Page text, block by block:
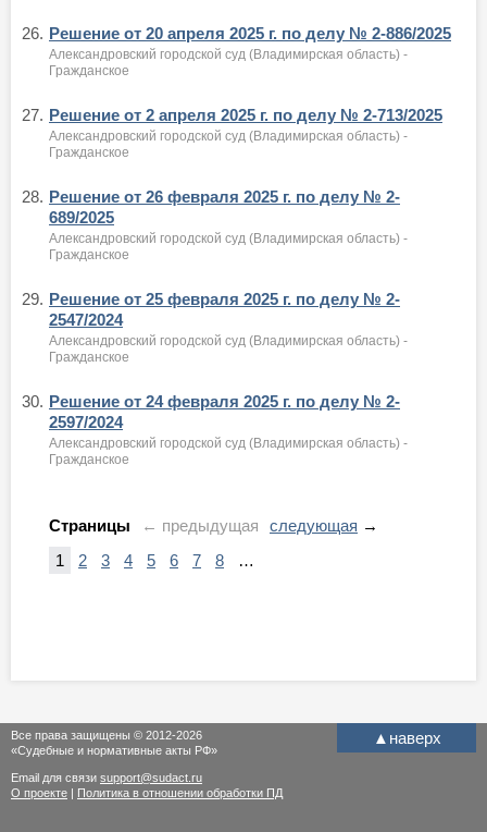
26. Решение от 20 апреля 2025 г. по делу № 2-886/2025
Александровский городской суд (Владимирская область) -
Гражданское
27. Решение от 2 апреля 2025 г. по делу № 2-713/2025
Александровский городской суд (Владимирская область) -
Гражданское
28. Решение от 26 февраля 2025 г. по делу № 2-
689/2025
Александровский городской суд (Владимирская область) -
Гражданское
29. Решение от 25 февраля 2025 г. по делу № 2-
2547/2024
Александровский городской суд (Владимирская область) -
Гражданское
30. Решение от 24 февраля 2025 г. по делу № 2-
2597/2024
Александровский городской суд (Владимирская область) -
Гражданское
Страницы ← предыдущая следующая →
1
2 3 4 5 6 7 8 …
▲ наверх
Все права защищены © 2012-2026
«Судебные и нормативные акты РФ»
Email для связи support@sudact.ru
О проекте | Политика в отношении обработки ПД